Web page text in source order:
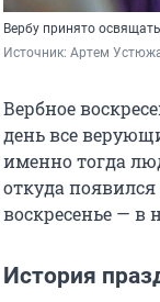
Вербу принято
Источник: Артем
Вербное
день все
именно тогда
откуда появился
воскресенье — в
История